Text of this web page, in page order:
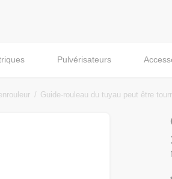
Pulvérisateurs
Guide-rouleau du tuyau peut être